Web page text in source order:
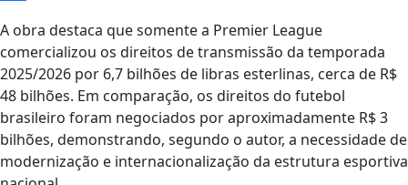
A obra destaca que somente a Premier League
comercializou os direitos de transmissão da temporada
2025/2026 por 6,7 bilhões de libras esterlinas, cerca de R$
48 bilhões. Em comparação, os direitos do futebol
brasileiro foram negociados por aproximadamente R$ 3
bilhões, demonstrando, segundo o autor, a necessidade de
modernização e internacionalização da estrutura esportiva